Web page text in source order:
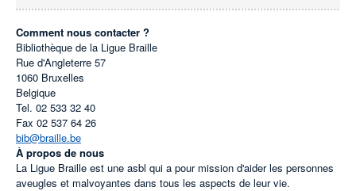
Comment nous contacter ?
Bibliothèque de la Ligue Braille
Rue d'Angleterre 57
1060 Bruxelles
Belgique
Tel. 02 533 32 40
Fax 02 537 64 26
bib@braille.be
À propos de nous
La Ligue Braille est une asbl qui a pour mission d'aider les personnes
aveugles et malvoyantes dans tous les aspects de leur vie.